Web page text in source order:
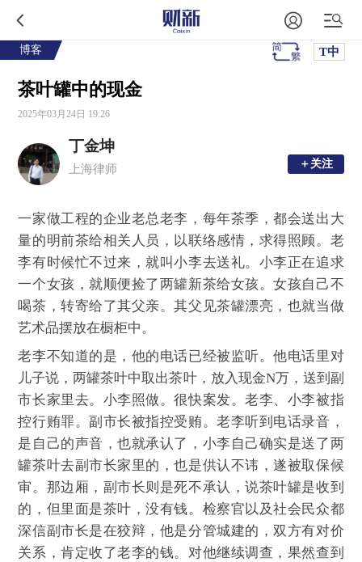
博客 T中
茶叶罐中的现金
2025年03月24日 19:26
丁金坤
上海律师 ＋关注
＋关注
一家做工程的企业老总老李，每年茶季，都会送出大
量的明前茶给相关人员，以联络感情，求得照顾。老
李有时候忙不过来，就叫小李去送礼。小李正在追求
一个女孩，就顺便捡了两罐新茶给女孩。女孩自己不
喝茶，转寄给了其父亲。其父见茶罐漂亮，也就当做
艺术品摆放在橱柜中。
老李不知道的是，他的电话已经被监听。他电话里对
儿子说，两罐茶叶中取出茶叶，放入现金N万，送到副
市长家里去。小李照做。很快案发。老李、小李被指
控行贿罪。副市长被指控受贿。老李听到电话录音，
是自己的声音，也就承认了，小李自己确实是送了两
罐茶叶去副市长家里的，也是供认不讳，遂被取保候
审。那边厢，副市长则是死不承认，说茶叶罐是收到
的，但里面是茶叶，没有钱。检察官以及社会民众都
深信副市长是在狡辩，他是分管城建的，双方有对价
关系，肯定收了老李的钱。对他继续调查，果然查到